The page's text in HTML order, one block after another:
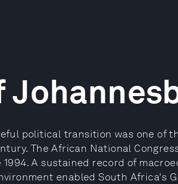
political transition was one of
The African National
A sustained record of
enabled South Africa's